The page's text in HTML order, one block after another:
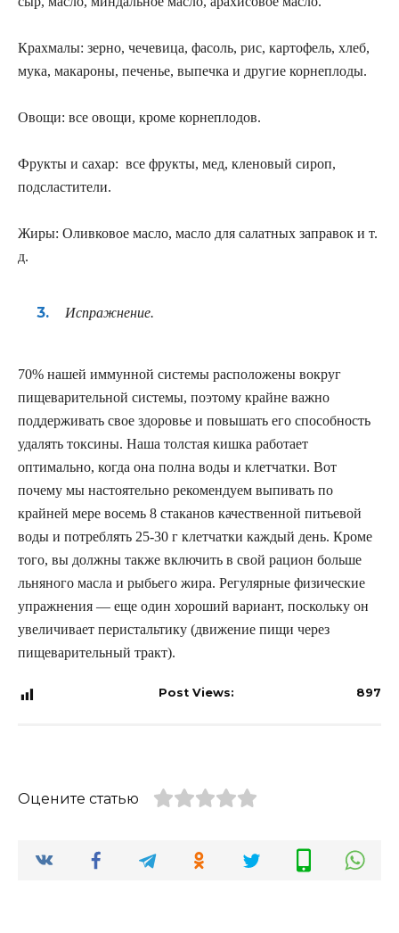
Крахмалы: зерно, чечевица, фасоль, рис, картофель, хлеб,
мука, макароны, печенье, выпечка и другие корнеплоды.
Овощи: все овощи, кроме корнеплодов.
Фрукты и сахар: все фрукты, мед, кленовый сироп,
подсластители.
Жиры: Оливковое масло, масло для салатных заправок и т.
д.
Испражнение.
70% нашей иммунной системы расположены вокруг
пищеварительной системы, поэтому крайне важно
поддерживать свое здоровье и повышать его способность
удалять токсины. Наша толстая кишка работает
оптимально, когда она полна воды и клетчатки. Вот
почему мы настоятельно рекомендуем выпивать по
крайней мере восемь 8 стаканов качественной питьевой
воды и потреблять 25-30 г клетчатки каждый день. Кроме
того, вы должны также включить в свой рацион больше
льняного масла и рыбьего жира. Регулярные физические
упражнения — еще один хороший вариант, поскольку он
увеличивает перистальтику (движение пищи через
пищеварительный тракт).
Post Views: 897
Оцените статью